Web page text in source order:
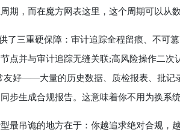
期，而在魔方网表这里，这个周期可以从
三重硬保障：审计追踪全程留痕、不可
点并与审计追踪无缝关联;高风险操作二
友好——大量的历史数据、质检报表、批记
步生成合规报告。这意味着你不用为换系
吊诡的地方在于：你越追求绝对合规，